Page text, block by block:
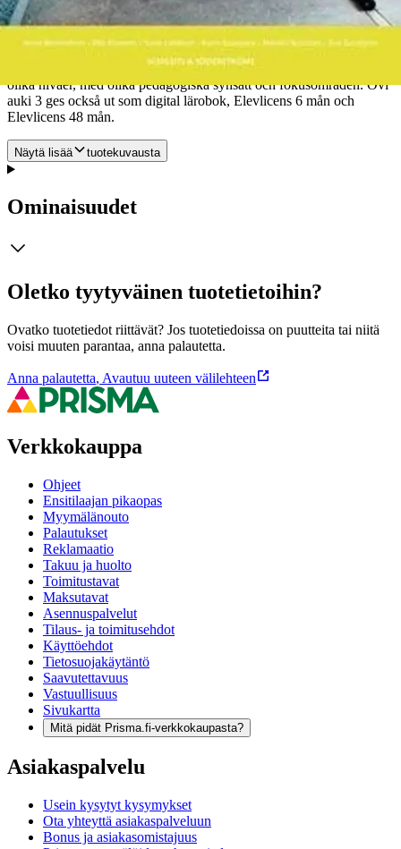
ordförteckning finska-svenska med böjningsformer för de ord som
presenteras i boken.Längst bak i boken finns lärandemålen för
självutvärdering - man fyller i dem i början och slutet av kursen.
Med serien Ovi auki kan läraren lätt planera sin undervisning i
finska. Det mångsidiga innehållet ger möjlighet till undervisning på
olika nivåer, med olika pedagogiska synsätt och fokusområden. Ovi
auki 3 ges också ut som digital lärobok, Elevlicens 6 mån och
Elevlicens 48 mån.
Näytä lisää tuotekuvausta
Ominaisuudet
Oletko tyytyväinen tuotetietoihin?
Ovatko tuotetiedot riittävät? Jos tuotetiedoissa on puutteita tai niitä
voisi muuten parantaa, anna palautetta.
Anna palautetta, Avautuu uuteen välilehteen
Verkkokauppa
Ohjeet
Ensitilaajan pikaopas
Myymälänouto
Palautukset
Reklamaatio
Takuu ja huolto
Toimitustavat
Maksutavat
Asennuspalvelut
Tilaus- ja toimitusehdot
Käyttöehdot
Tietosuojakäytäntö
Saavutettavuus
Vastuullisuus
Sivukartta
Mitä pidät Prisma.fi-verkkokaupasta?
Asiakaspalvelu
Usein kysytyt kysymykset
Ota yhteyttä asiakaspalveluun
Bonus ja asiakasomistajuus